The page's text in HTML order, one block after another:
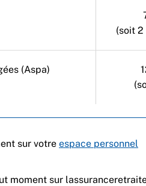
(soit 2
(Aspa)
sur votre espace personnel
moment sur